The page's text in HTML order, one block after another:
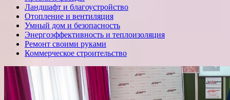
Ландшафт и благоустройство
Отопление и вентиляция
Умный дом и безопасность
Энергоэффективность и теплоизоляция
Ремонт своими руками
Коммерческое строительство